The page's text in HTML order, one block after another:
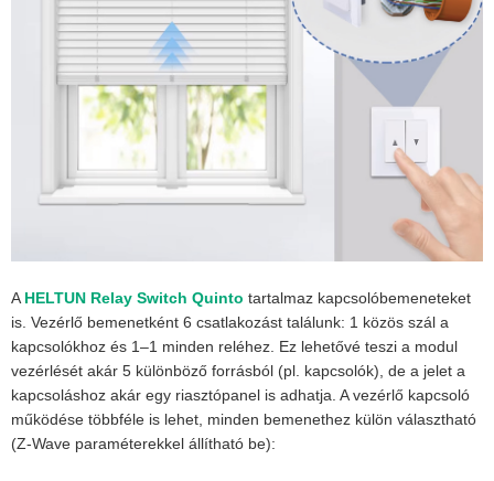
AHELTUN Relay Switch Quinto tartalmaz kapcsolóbemeneteket
is. Vezérlő bemenetként 6 csatlakozást találunk: 1 közös szál a
kapcsolókhoz és 1–1 minden reléhez. Ez lehetővé teszi a modul
vezérlését akár 5 különböző forrásból (pl. kapcsolók), de a jelet a
kapcsoláshoz akár egy riasztópanel is adhatja. A vezérlő kapcsoló
működése többféle is lehet, minden bemenethez külön választható
(Z-Wave paraméterekkel állítható be):